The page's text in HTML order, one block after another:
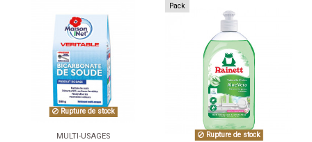
Rupture de stock
MULTI-USAGES
Pack
Rupture de stock